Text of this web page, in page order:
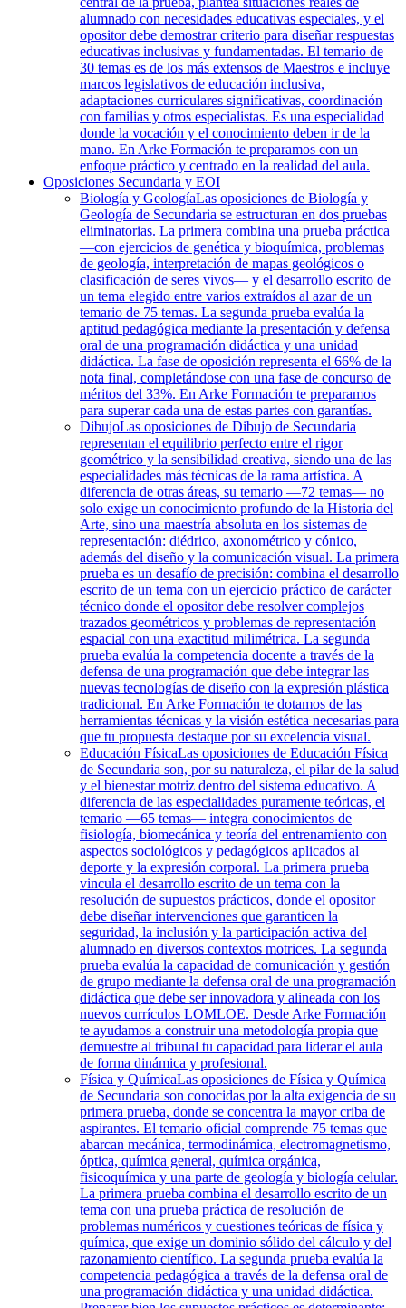
alumnado con necesidades educativas especiales, y el
opositor debe demostrar criterio para diseñar respuestas
educativas inclusivas y fundamentadas. El temario de
30 temas es de los más extensos de Maestros e incluye
marcos legislativos de educación inclusiva,
adaptaciones curriculares significativas, coordinación
con familias y otros especialistas. Es una especialidad
donde la vocación y el conocimiento deben ir de la
mano. En Arke Formación te preparamos con un
enfoque práctico y centrado en la realidad del aula.
Oposiciones Secundaria y EOI
Biología y GeologíaLas oposiciones de Biología y
Geología de Secundaria se estructuran en dos pruebas
eliminatorias. La primera combina una prueba práctica
—con ejercicios de genética y bioquímica, problemas
de geología, interpretación de mapas geológicos o
clasificación de seres vivos— y el desarrollo escrito de
un tema elegido entre varios extraídos al azar de un
temario de 75 temas. La segunda prueba evalúa la
aptitud pedagógica mediante la presentación y defensa
oral de una programación didáctica y una unidad
didáctica. La fase de oposición representa el 66% de la
nota final, completándose con una fase de concurso de
méritos del 33%. En Arke Formación te preparamos
para superar cada una de estas partes con garantías.
DibujoLas oposiciones de Dibujo de Secundaria
representan el equilibrio perfecto entre el rigor
geométrico y la sensibilidad creativa, siendo una de las
especialidades más técnicas de la rama artística. A
diferencia de otras áreas, su temario —72 temas— no
solo exige un conocimiento profundo de la Historia del
Arte, sino una maestría absoluta en los sistemas de
representación: diédrico, axonométrico y cónico,
además del diseño y la comunicación visual. La primera
prueba es un desafío de precisión: combina el desarrollo
escrito de un tema con un ejercicio práctico de carácter
técnico donde el opositor debe resolver complejos
trazados geométricos y problemas de representación
espacial con una exactitud milimétrica. La segunda
prueba evalúa la competencia docente a través de la
defensa de una programación que debe integrar las
nuevas tecnologías de diseño con la expresión plástica
tradicional. En Arke Formación te dotamos de las
herramientas técnicas y la visión estética necesarias para
que tu propuesta destaque por su excelencia visual.
Educación FísicaLas oposiciones de Educación Física
de Secundaria son, por su naturaleza, el pilar de la salud
y el bienestar motriz dentro del sistema educativo. A
diferencia de las especialidades puramente teóricas, el
temario —65 temas— integra conocimientos de
fisiología, biomecánica y teoría del entrenamiento con
aspectos sociológicos y pedagógicos aplicados al
deporte y la expresión corporal. La primera prueba
vincula el desarrollo escrito de un tema con la
resolución de supuestos prácticos, donde el opositor
debe diseñar intervenciones que garanticen la
seguridad, la inclusión y la participación activa del
alumnado en diversos contextos motrices. La segunda
prueba evalúa la capacidad de comunicación y gestión
de grupo mediante la defensa oral de una programación
didáctica que debe ser innovadora y alineada con los
nuevos currículos LOMLOE. Desde Arke Formación
te ayudamos a construir una metodología propia que
demuestre al tribunal tu capacidad para liderar el aula
de forma dinámica y profesional.
Física y QuímicaLas oposiciones de Física y Química
de Secundaria son conocidas por la alta exigencia de su
primera prueba, donde se concentra la mayor criba de
aspirantes. El temario oficial comprende 75 temas que
abarcan mecánica, termodinámica, electromagnetismo,
óptica, química general, química orgánica,
fisicoquímica y una parte de geología y biología celular.
La primera prueba combina el desarrollo escrito de un
tema con una prueba práctica de resolución de
problemas numéricos y cuestiones teóricas de física y
química, que exige un dominio sólido del cálculo y del
razonamiento científico. La segunda prueba evalúa la
competencia pedagógica a través de la defensa oral de
una programación didáctica y una unidad didáctica.